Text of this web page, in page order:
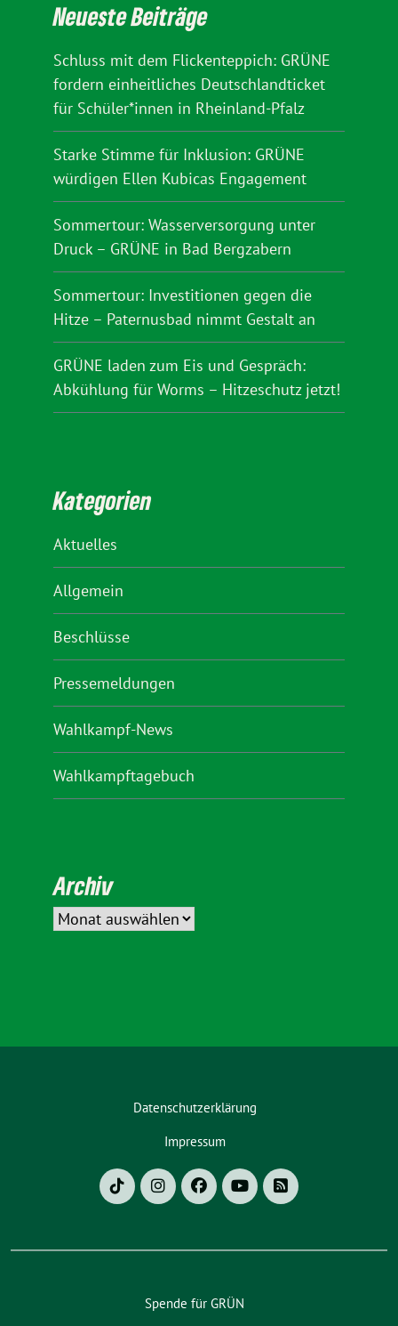
Neueste Beiträge
Schluss mit dem Flickenteppich: GRÜNE
fordern einheitliches Deutschlandticket
für Schüler*innen in Rheinland-Pfalz
Starke Stimme für Inklusion: GRÜNE
würdigen Ellen Kubicas Engagement
Sommertour: Wasserversorgung unter
Druck – GRÜNE in Bad Bergzabern
Sommertour: Investitionen gegen die
Hitze – Paternusbad nimmt Gestalt an
GRÜNE laden zum Eis und Gespräch:
Abkühlung für Worms – Hitzeschutz jetzt!
Kategorien
Aktuelles
Allgemein
Beschlüsse
Pressemeldungen
Wahlkampf-News
Wahlkampftagebuch
Archiv
Datenschutzerklärung
Impressum
Spende für GRÜN